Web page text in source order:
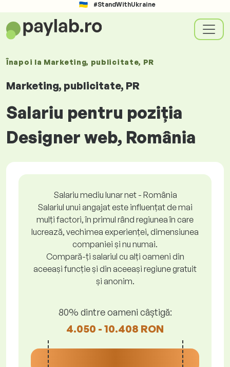
#StandWithUkraine
Înapoi la Marketing, publicitate, PR
Marketing, publicitate, PR
Salariu pentru poziția
Designer web, România
Salariu mediu lunar net - România
Salariul unui angajat este influențat de mai
mulți factori, în primul rând regiunea în care
lucrează, vechimea experienței, dimensiunea
companiei și nu numai.
Compară-ți salariul cu alți oameni din
aceeași funcție și din aceeași regiune gratuit
și anonim.
80% dintre oameni câștigă:
4.050 - 10.408 RON